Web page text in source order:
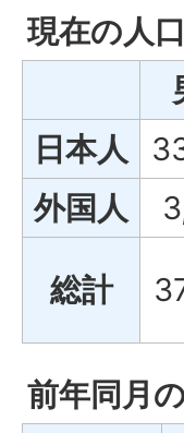
現在の人口
日本人
外国人
総計
前年同月